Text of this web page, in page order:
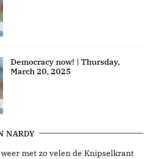
Democracy now! | Thursday,
March 20, 2025
NARDY
met zo velen de Knipselkrant